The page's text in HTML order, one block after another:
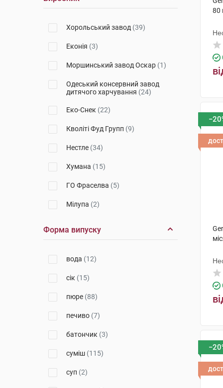
Хорольський завод (39)
Еконія (3)
Моршинський завод Оскар (1)
Одеський консервний завод
дитячого харчування (24)
Еко-Снек (22)
Кволіті Фуд Групп (9)
Нестле (34)
Хумана (15)
ГО Фраселва (5)
Мілупа (2)
Дева Нутрішен(7)
Нутриція заклади продукційне
(3)
Хіпп(11)
Нестле Дойчланд
Форма випуску
вода (12)
сік (15)
пюре (88)
печиво (7)
батончик (3)
суміш (115)
суп (2)
80